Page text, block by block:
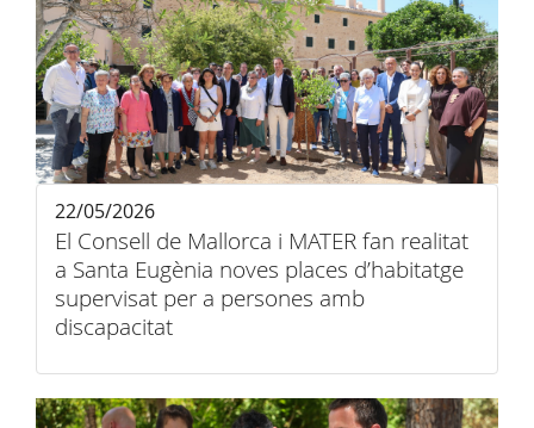
El Consell de Mallorca i MATER fan realitat
a Santa Eugènia noves places d’habitatge
supervisat per a persones amb
discapacitat
22/05/2026